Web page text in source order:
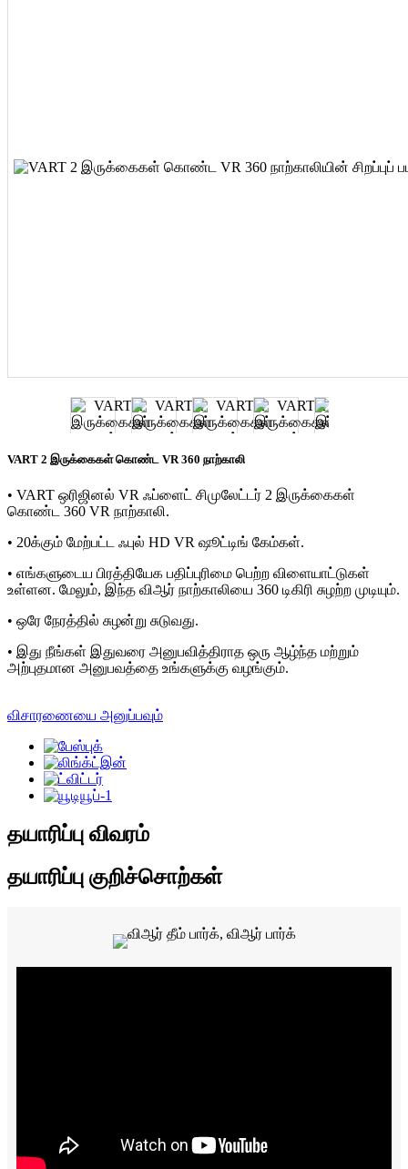
VART 2 இருக்கைகள் கொண்ட VR 360 நாற்காலி
• VART ஒரிஜினல் VR ஃப்ளைட் சிமுலேட்டர் 2 இருக்கைகள்
கொண்ட 360 VR நாற்காலி.
• 20க்கும் மேற்பட்ட ஃபுல் HD VR ஷூட்டிங் கேம்கள்.
• எங்களுடைய பிரத்தியேக பதிப்புரிமை பெற்ற விளையாட்டுகள்
உள்ளன. மேலும், இந்த விஆர் நாற்காலியை 360 டிகிரி சுழற்ற முடியும்.
• ஒரே நேரத்தில் சுழன்று சுடுவது.
• இது நீங்கள் இதுவரை அனுபவித்திராத ஒரு ஆழ்ந்த மற்றும்
அற்புதமான அனுபவத்தை உங்களுக்கு வழங்கும்.
விசாரணையை அனுப்பவும்
தயாரிப்பு விவரம்
தயாரிப்பு குறிச்சொற்கள்